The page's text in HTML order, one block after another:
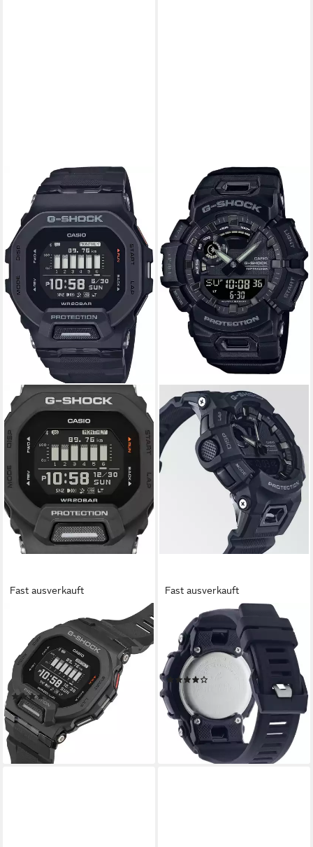
Fast ausverkauft
CASIO G-SHOCK
GBD-200 Smartwatch,
Armbanduhr,
Herren,Bluetooth,Schrittzähler,bis
20bar wasserd.,digital
(40)
149,00 €
lieferbar - in 2-3 Werktagen bei dir
Fast ausverkauft
CASIO G-SHOCK
GBA-900 Smartwatch,
bis 20bar wasserd.
112,20 € 139,00 €
-19%
lieferbar - in 2-3 Werktagen bei dir